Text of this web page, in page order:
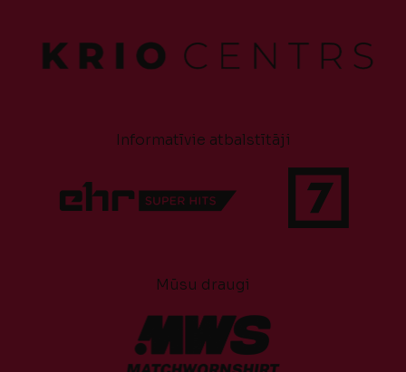
Informatīvie atbalstītāji
Mūsu draugi